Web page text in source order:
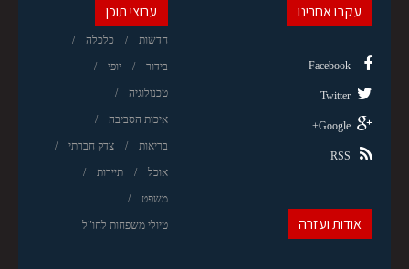
ערוצי תוכן
חדשות כלכלה
בידור יופי
טכנולוגיה
איכות הסביבה
בריאות צדק חברתי
אוכל תיירות
משפט
טיולי משפחות לחו"ל
עקבו אחרינו
Facebook
Twitter
Google+
RSS
אודות ועזרה